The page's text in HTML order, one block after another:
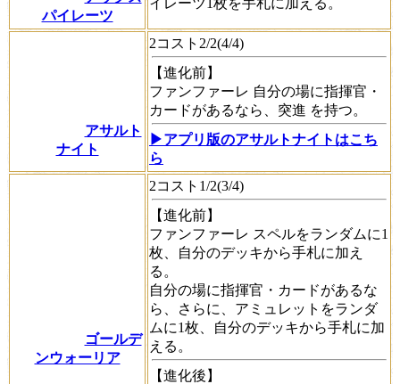
パイレーツ
アサルト
ナイト
2コスト2/2(4/4)
【進化前】
ファンファーレ 自分の場に指揮官・
カードがあるなら、 突進 を持つ。
▶アプリ版のアサルトナイトはこち
ら
ゴールデ
ンウォーリア
2コスト1/2(3/4)
【進化前】
ファンファーレ スペルをランダムに1
枚、自分のデッキから手札に加え
る。
自分の場に指揮官・カードがあるな
ら、さらに、アミュレットをランダ
ムに1枚、自分のデッキから手札に加
える。
【進化後】